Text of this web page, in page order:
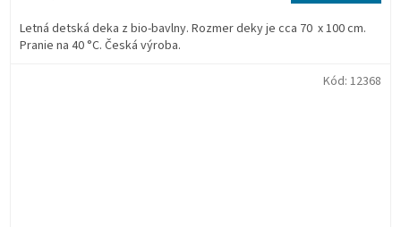
Letná detská deka z bio-bavlny. Rozmer deky je cca 70 x 100 cm.
Pranie na 40 °C. Česká výroba.
Kód: 12368